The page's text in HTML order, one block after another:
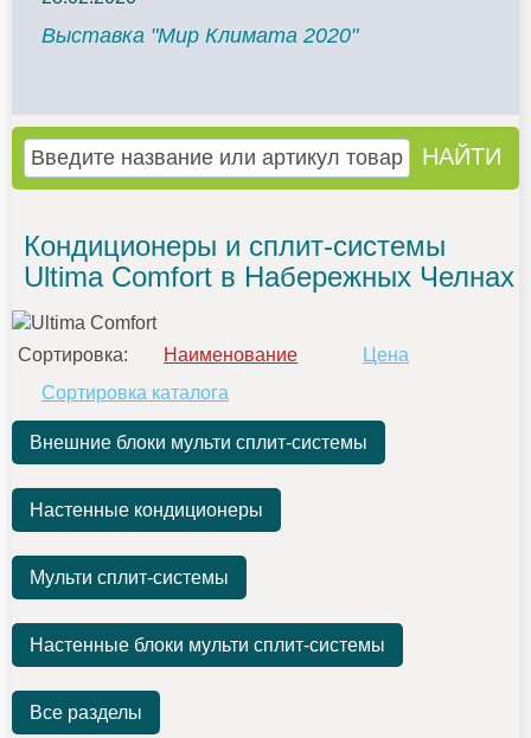
Выставка "Мир Климата 2020"
Кондиционеры и сплит-системы
Ultima Comfort в Набережных Челнах
Сортировка: Наименование
Цена
Сортировка каталога
Внешние блоки мульти сплит-системы
Настенные кондиционеры
Мульти сплит-системы
Настенные блоки мульти сплит-системы
Все разделы